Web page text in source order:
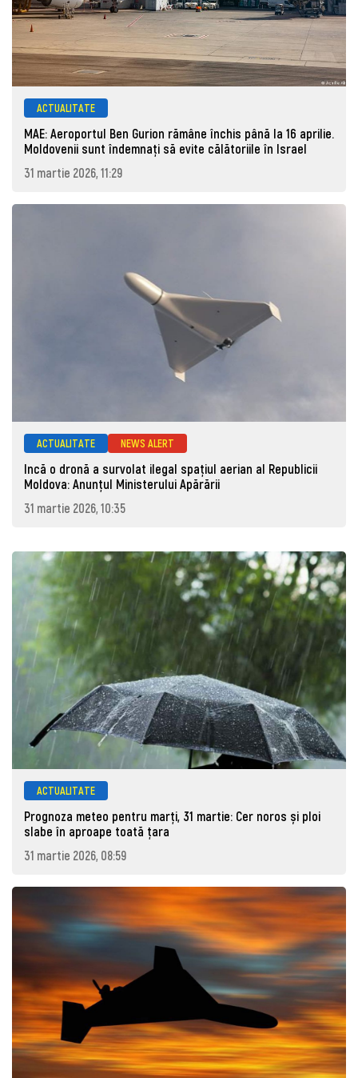
ACTUALITATE
MAE: Aeroportul Ben Gurion rămâne închis până la 16 aprilie.
Moldovenii sunt îndemnați să evite călătoriile în Israel
31 martie 2026, 11:29
ACTUALITATE NEWS ALERT
Incă o dronă a survolat ilegal spațiul aerian al Republicii
Moldova: Anunţul Ministerului Apărării
31 martie 2026, 10:35
ACTUALITATE
Prognoza meteo pentru marţi, 31 martie: Cer noros și ploi
slabe în aproape toată țara
31 martie 2026, 08:59